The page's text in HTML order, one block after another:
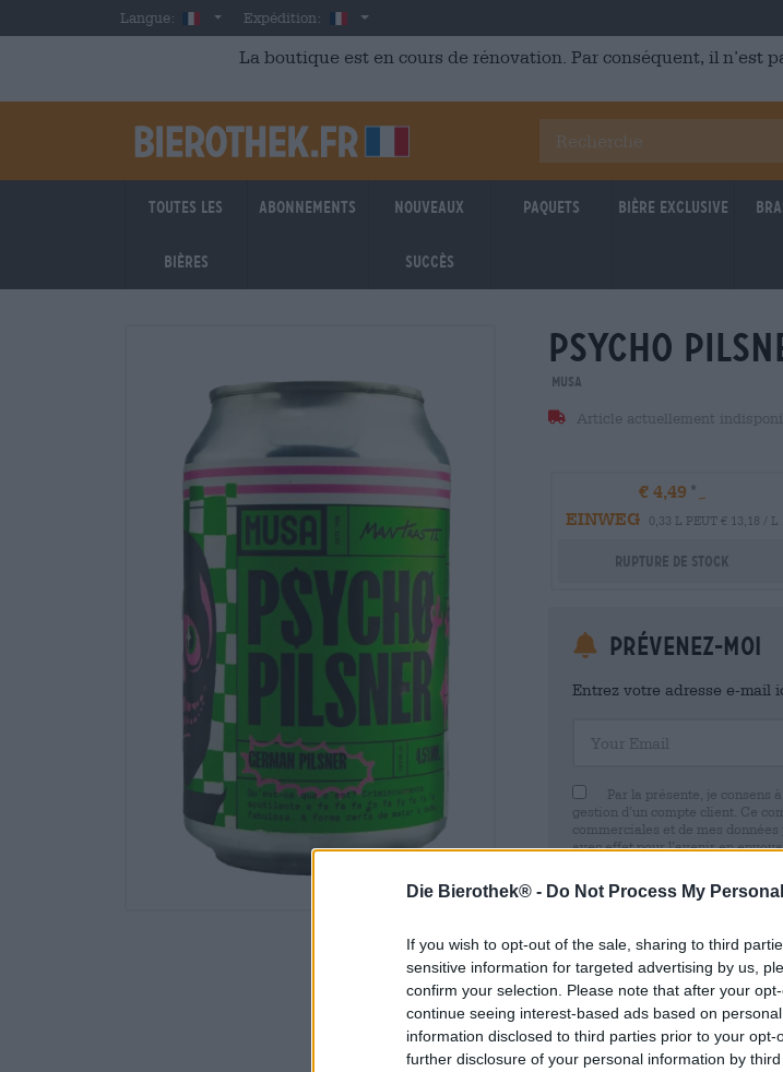
Die Bierothek® - Do Not Process My
If you wish to opt-out of the sale, sharing to third
sensitive information for targeted advertising by us,
confirm your selection. Please note that after your
continue seeing interest-based ads based on
information disclosed to third parties prior to your
further disclosure of your personal information by
Skip to main contentLangue: FrenchExpédition: France
La boutique est en cours de rénovation. Par conséquent, il n’est
Toutes les
bières
Abonnements Nouveaux
succès
Paquets Bière Exclusive
psycho
MUSA
Article actuellement
€ 4,49
EINWEG
0,33 L PEUT € 13,18 / L
Rupture de stock
Prévenez-moi
Entrez votre adresse e-mail
Par la présente, je consens
gestion d’un compte client. Ce
commerciales et de mes
avec effet pour l’avenir en
consentement n’affecte pas la
retrait. Vous trouverez de plus
* Les prix incluent la TVA légale.
* Les prix incluent les droits